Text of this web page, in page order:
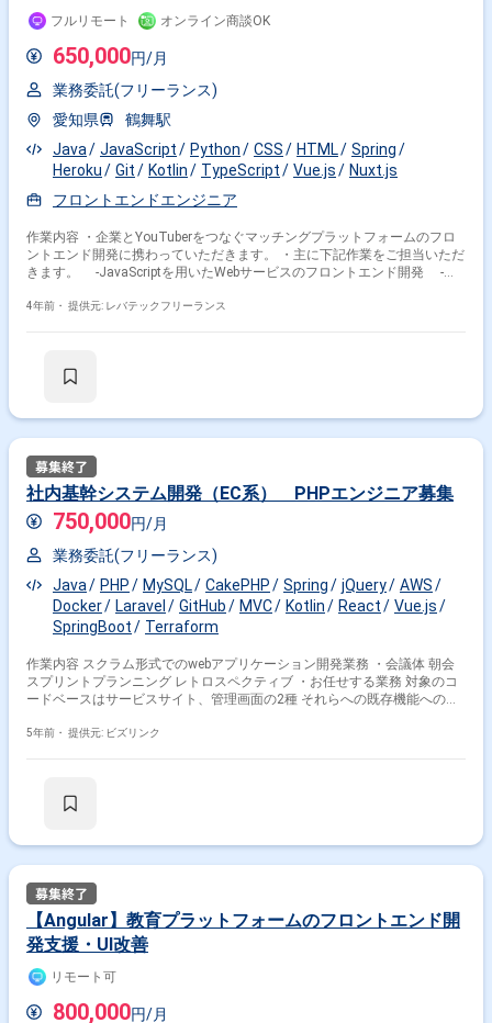
フルリモート オンライン商談OK
650,000円/月
業務委託(フリーランス)
愛知県
鶴舞駅
Java
JavaScript Python CSS HTML
Spring
Heroku
Git Kotlin TypeScript Vue.js
Nuxt.js
フロントエンドエンジニア
作業内容 ・企業とYouTuberをつなぐマッチングプラットフォームのフロ
ントエンド開発に携わっていただきます。 ・主に下記作業をご担当いただ
きます。 ‐JavaScriptを用いたWebサービスのフロントエンド開発 ‐
バーのマネジメントおよび教育等の組織運営
4年前・ 提供元: レバテックフリーランス
社内基幹システム開発（EC系） PHPエンジニア募集
750,000円/月
業務委託(フリーランス)
Java
PHP MySQL CakePHP Spring jQuery
AWS
Docker
Laravel GitHub MVC Kotlin React
Vue.js
SpringBoot
Terraform
作業内容 スクラム形式でのwebアプリケーション開発業務 ・会議体 朝会
スプリントプランニング レトロスペクティブ ・お任せする業務 対象のコ
ードベースはサービスサイト、管理画面の2種 それらへの既存機能への改
ベースのリプレイス ・進め方 アサインされたタスクの概要に従い、ステ
方の募集となります。 ※若手の方のご紹介はご遠慮くださいますと幸いで
5年前・ 提供元: ビズリンク
【Angular】教育プラットフォームのフロントエンド開
発支援・UI改善
リモート可
800,000円/月